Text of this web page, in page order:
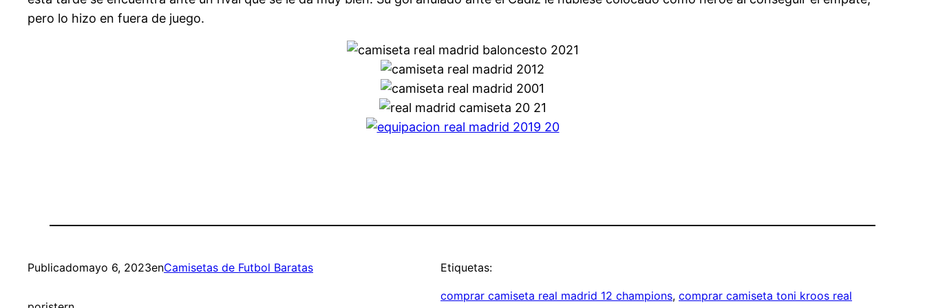
pero lo hizo en fuera de juego.
Publicadomayo 6, 2023enCamisetas de Futbol Baratas Etiquetas:
comprar camiseta real madrid 12 champions, comprar camiseta toni kroos real